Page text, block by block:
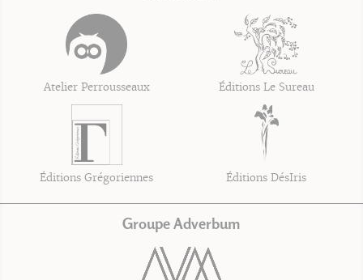
Atelier Perrousseaux Éditions Le Sureau
Éditions Grégoriennes Éditions DésIris
Groupe Adverbum